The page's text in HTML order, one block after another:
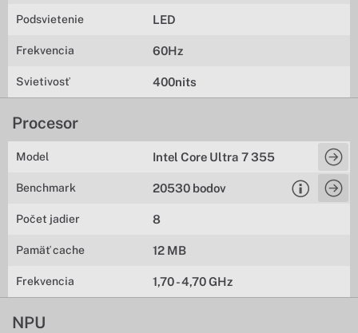
Podsvietenie LED
Frekvencia 60Hz
Svietivosť 400nits
Procesor
Model Intel Core Ultra 7 355
Benchmark 20530 bodov
Počet jadier 8
Pamäť cache 12 MB
Frekvencia 1,70 - 4,70 GHz
NPU